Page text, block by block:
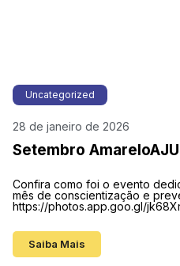
Uncategorized
28 de janeiro de 2026
Setembro
Confira como foi o evento
mês de conscientização e
https://photos.app.goo.gl/
Saiba Mais